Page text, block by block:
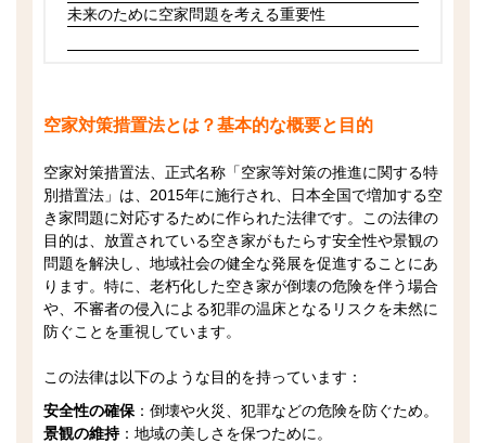
未来のために空家問題を考える重要性
空家対策措置法とは？基本的な概要と目的
空家対策措置法、正式名称「空家等対策の推進に関する特
別措置法」は、2015年に施行され、日本全国で増加する空
き家問題に対応するために作られた法律です。この法律の
目的は、放置されている空き家がもたらす安全性や景観の
問題を解決し、地域社会の健全な発展を促進することにあ
ります。特に、老朽化した空き家が倒壊の危険を伴う場合
や、不審者の侵入による犯罪の温床となるリスクを未然に
防ぐことを重視しています。
この法律は以下のような目的を持っています：
安全性の確保 ：倒壊や火災、犯罪などの危険を防ぐため。
景観の維持：地域の美しさを保つために。